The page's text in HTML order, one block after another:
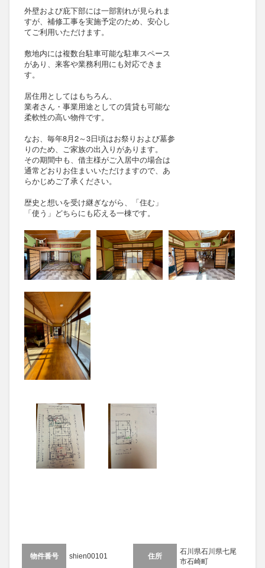
外壁および庇下部には一部割れが見られま
すが、補修工事を実施予定のため、安心し
てご利用いただけます。
敷地内には複数台駐車可能な駐車スペース
があり、来客や業務利用にも対応できま
す。
居住用としてはもちろん、
業者さん・事業用途としての賃貸も可能な
柔軟性の高い物件です。
なお、毎年8月2～3日頃はお祭りおよび墓参
りのため、ご家族の出入りがあります。
その期間中も、借主様がご入居中の場合は
通常どおりお住まいいただけますので、あ
らかじめご了承ください。
歴史と想いを受け継ぎながら、「住む」
「使う」どちらにも応える一棟です。
物件番号 shien00101 住所
石川県石川県七尾
市石崎町